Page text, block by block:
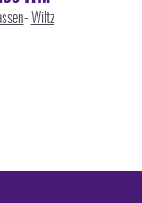
-Wiltz